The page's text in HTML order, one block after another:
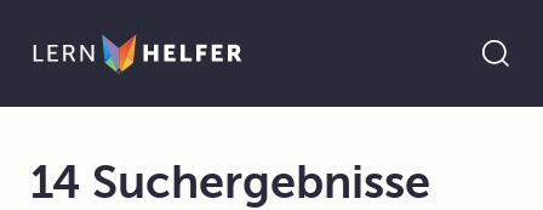
14 Suchergebnisse